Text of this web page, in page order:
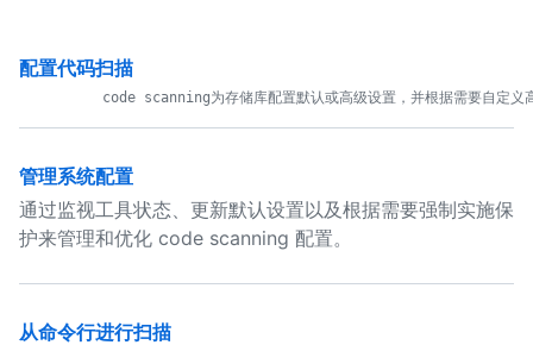
配置代码扫描
管理系统配置
通过监视工具状态、更新默认设置以及根据需要强制实施保
护来管理和优化 code scanning 配置。
从命令行进行扫描